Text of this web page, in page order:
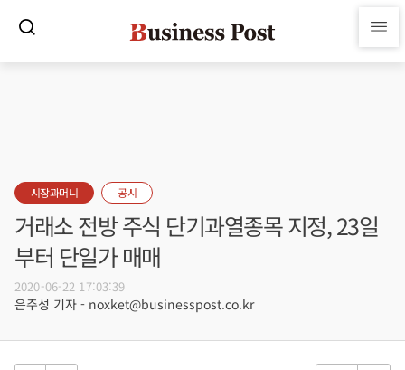
시장과머니 공시
거래소 전방 주식 단기과열종목 지정, 23일
부터 단일가 매매
2020-06-22 17:03:39
은주성 기자 - noxket@businesspost.co.kr